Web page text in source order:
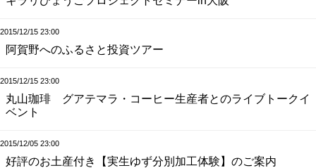
2015/12/15 23:00
阿賀野へのふるさと投資ツアー
2015/12/15 23:00
丸山珈琲 グアテマラ・コーヒー生産者とのライブトークイ
ベント
2015/12/05 23:00
好評のお土産付き【実生ゆず分別加工体験】のご案内